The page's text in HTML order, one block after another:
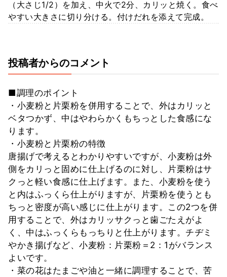
（大さじ1/2）を加え、中火で2分、カリッと焼く。食べ
やすい大きさに切り分ける。付けだれを添えて完成。
投稿者からのコメント
■調理のポイント
・小麦粉と片栗粉を併用することで、外はカリッと
ベタつかず、中はやわらかくもちっとした食感にな
ります。
・小麦粉と片栗粉の特徴
唐揚げで考えるとわかりやすいですが、小麦粉は外
側をカリっと固めに仕上げるのに対し、片栗粉はサ
クっと軽い食感に仕上げます。また、小麦粉を使う
と内はふっくら仕上がりますが、片栗粉を使うとも
ちっと密度が高い感じに仕上がります。この2つを併
用することで、外はカリッサクっと歯ごたえがよ
く、中はふっくらもっちりと仕上がります。チヂミ
やかき揚げなど、小麦粉：片栗粉＝2：1がバランス
よいです。
・菜の花はたまごや油と一緒に調理することで、苦